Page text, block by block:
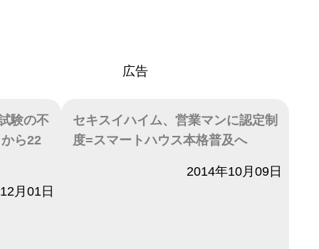
広告
験の不
ら22
月01日
セキスイハイム、営業マンに認定制
度=スマートハウス本格普及へ
2014年10月09日